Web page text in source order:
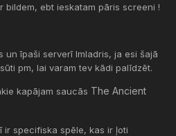
bildem, ebt ieskatam pāris screeni !
un īpaši serverī Imladris, ja esi šajā
pm, lai varam tev kādi palīdzēt.
kapājam saucās The Ancient
ir specifiska spēle, kas ir ļoti